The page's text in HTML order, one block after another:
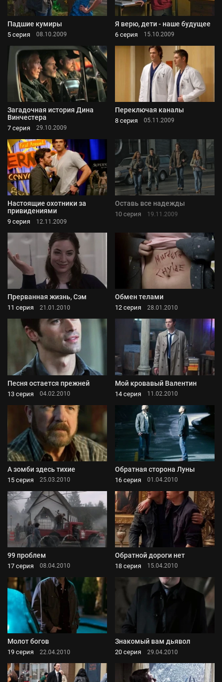
Падшие кумиры
5 серия 08.10.2009
Я верю, дети - наше будущее
6 серия 15.10.2009
Загадочная история Дина
Винчестера
7 серия 29.10.2009
Переключая каналы
8 серия 05.11.2009
Настоящие охотники за
привидениями
9 серия 12.11.2009
Оставь все надежды
10 серия 19.11.2009
Прерванная жизнь, Сэм
11 серия 21.01.2010
Обмен телами
12 серия 28.01.2010
Песня остается прежней
13 серия 04.02.2010
Мой кровавый Валентин
14 серия 11.02.2010
А зомби здесь тихие
15 серия 25.03.2010
Обратная сторона Луны
16 серия 01.04.2010
99 проблем
17 серия 08.04.2010
Обратной дороги нет
18 серия 15.04.2010
Молот богов
19 серия 22.04.2010
Знакомый вам дьявол
20 серия 29.04.2010